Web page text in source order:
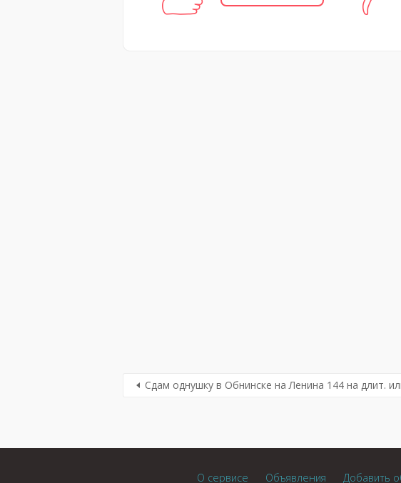
Сдам однушку в Обнинске на Ленина 144 на длит.
О сервисе Объявления Добавить